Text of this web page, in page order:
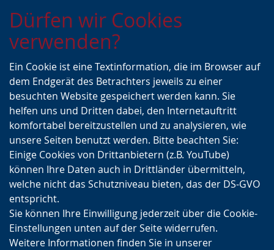
Zur
Hauptnavigation
Zur
Seitennavigation
Zum
Inhalt
Dürfen wir Cookies
verwenden?
Ein Cookie ist eine Textinformation, die im Browser auf
dem Endgerät des Betrachters jeweils zu einer
besuchten Website gespeichert werden kann. Sie
helfen uns und Dritten dabei, den Internetauftritt
komfortabel bereitzustellen und zu analysieren, wie
unsere Seiten benutzt werden. Bitte beachten Sie:
Einige Cookies von Drittanbietern (z.B. YouTube)
können Ihre Daten auch in Drittländer übermitteln,
welche nicht das Schutzniveau bieten, das der DS-GVO
entspricht.
Sie können Ihre Einwilligung jederzeit über die Cookie-
Einstellungen unten auf der Seite widerrufen.
Weitere Informationen finden Sie in unserer